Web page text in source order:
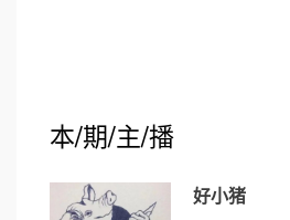
本/期/主/播
好小猪